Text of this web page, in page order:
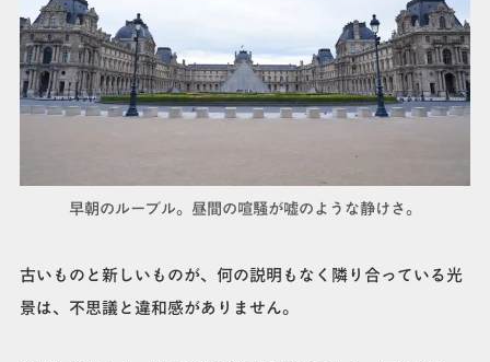
早朝のルーブル。昼間の喧騒が嘘のような静けさ。
古いものと新しいものが、何の説明もなく隣り合っている光
景は、不思議と違和感がありません。